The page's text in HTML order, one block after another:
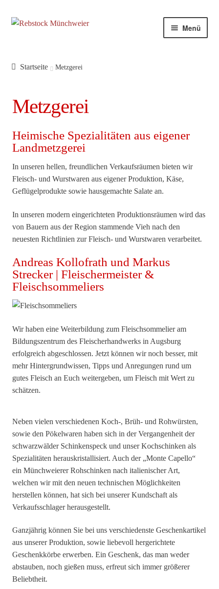
Zur
Zum
Menü
Startseite Metzgerei
Metzgerei
Heimische Spezialitäten aus eigener
Landmetzgerei
In unseren hellen, freundlichen Verkaufsräumen bieten wir
Fleisch- und Wurstwaren aus eigener Produktion, Käse,
Geflügelprodukte sowie hausgemachte Salate an.
In unseren modern eingerichteten Produktionsräumen wird das
von Bauern aus der Region stammende Vieh nach den
neuesten Richtlinien zur Fleisch- und Wurstwaren verarbeitet.
Andreas Kollofrath und Markus
Strecker | Fleischermeister &
Fleischsommeliers
Wir haben eine Weiterbildung zum Fleischsommelier am
Bildungszentrum des Fleischerhandwerks in Augsburg
erfolgreich abgeschlossen. Jetzt können wir noch besser, mit
mehr Hintergrundwissen, Tipps und Anregungen rund um
gutes Fleisch an Euch weitergeben, um Fleisch mit Wert zu
schätzen.
Neben vielen verschiedenen Koch-, Brüh- und Rohwürsten,
sowie den Pökelwaren haben sich in der Vergangenheit der
schwarzwälder Schinkenspeck und unser Kochschinken als
Spezialitäten herauskristallisiert. Auch der „Monte Capello“
ein Münchweierer Rohschinken nach italienischer Art,
welchen wir mit den neuen technischen Möglichkeiten
herstellen können, hat sich bei unserer Kundschaft als
Verkaufsschlager herausgestellt.
Ganzjährig können Sie bei uns verschiedenste Geschenkartikel
aus unserer Produktion, sowie liebevoll hergerichtete
Geschenkkörbe erwerben. Ein Geschenk, das man weder
abstauben, noch gießen muss, erfreut sich immer größerer
Beliebtheit.